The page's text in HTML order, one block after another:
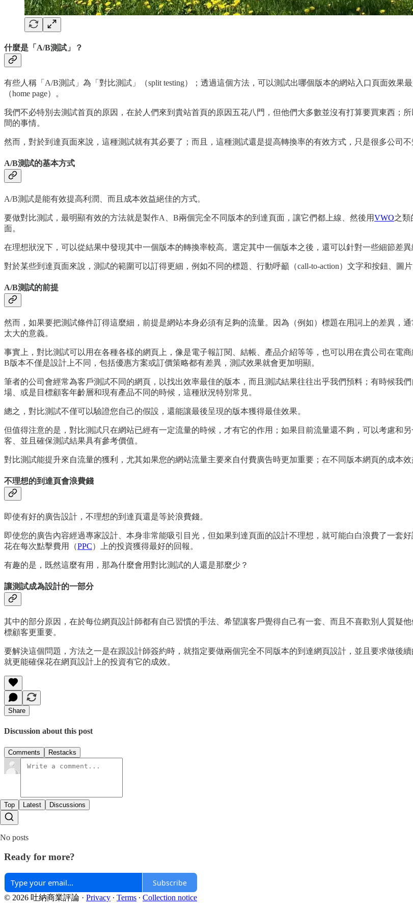
什麼是「A/B測試」？
有些人稱「A/B測試」為「對比測試」（split testing）；透過這個方法，可以測試出哪個版本的網站入口頁面效果
（home page）。
我們不必特別去測試首頁的原因，在於人們來到貴站首頁的原因五花八門，但他們大多數並沒有打算要買東西；
間的事情。
然而，對於到達頁面來說，這種測試就有其必要了；而且，這種測試還是提高轉換率的有效方式，只是很多公司不
A/B測試的基本方式
A/B測試是能有效提高利潤、而且成本效益絕佳的方式。
要做對比測試，最明顯有效的方法就是製作A、B兩個完全不同版本的到達頁面，讓它們都上線、然後用VWO之類
面。
在理想狀況下，可以從結果中發現其中一個版本的轉換率較高。選定其中一個版本之後，還可以針對一些細節差異
對於某些到達頁面來說，測試的範圍可以訂得更細，例如不同的標題、行動呼籲（call-to-action）文字和按鈕、圖
A/B測試的前提
然而，如果要把測試條件訂得這麼細，前提是網站本身必須有足夠的流量。因為（例如）標題在用詞上的差異，
太大的意義。
事實上，對比測試可以用在各種各樣的網頁上，像是電子報訂閱、結帳、產品介紹等等，也可以用在貴公司在電
B版本不僅是設計上不同，包括優惠方案或訂價策略都有差異，測試效果就會更加明顯。
筆者的公司會經常為客戶測試不同的網頁，以找出效率最佳的版本，而且測試結果往往出乎我們預料；有時候我
場、或是目標顧客年齡層和現有產品不同的時候，這種狀況特別常見。
總之，對比測試不僅可以驗證您自己的假設，還能讓最後呈現的版本獲得最佳效果。
但值得注意的是，對比測試只在網站已經有一定流量的時候，才有它的作用；如果目前流量還不夠，可以考慮和
客、並且確保測試結果具有參考價值。
對比測試能提升來自流量的獲利，尤其如果您的網站流量主要來自付費廣告時更加重要；在不同版本網頁的成本
不理想的到達頁會浪費錢
即使有好的廣告設計，不理想的到達頁還是等於浪費錢。
即使您的廣告內容經過專家設計、本身非常能吸引目光，但如果到達頁面的設計不理想，就可能白白浪費了一套
花在每次點擊費用（PPC）上的投資獲得最好的回報。
有趣的是，既然這麼有用，那為什麼會用對比測試的人還是那麼少？
讓測試成為設計的一部分
其中的部分原因，在於每位網頁設計師都有自己習慣的手法、希望讓客戶覺得自己有一套、而且不喜歡別人質疑
標顧客更重要。
要解決這個問題，方法之一是在跟設計師簽約時，就指定要做兩個完全不同版本的到達網頁設計，並且要求做後
就更能確保花在網頁設計上的投資有它的成效。
Share
Discussion about this post
Comments Restacks
Top Latest Discussions
No posts
Ready for more?
Subscribe
© 2026 吐納商業評論 · Privacy ∙ Terms ∙ Collection notice